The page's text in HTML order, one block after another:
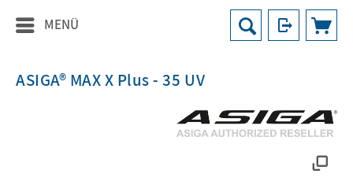
MENÜ
ASIGA® MAX X Plus - 35 UV